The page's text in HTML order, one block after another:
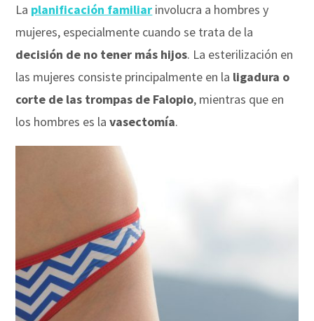
La planificación familiar involucra a hombres y
mujeres, especialmente cuando se trata de la
decisión de no tener más hijos. La esterilización en
las mujeres consiste principalmente en la ligadura o
corte de las trompas de Falopio, mientras que en
los hombres es lavasectomía.